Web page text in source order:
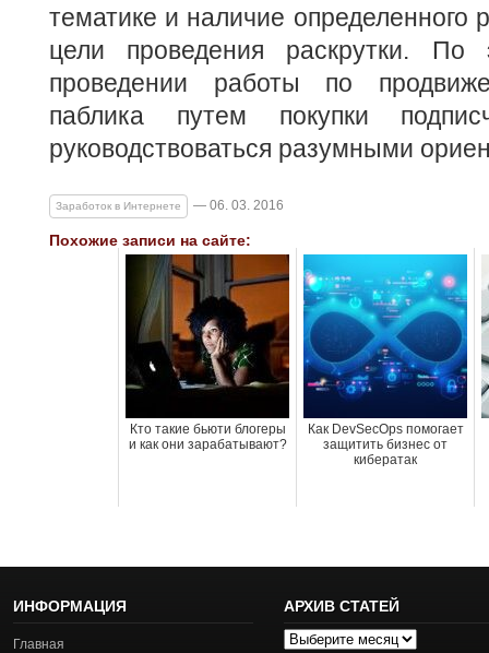
тематике и наличие определенного
цели проведения раскрутки. По
проведении работы по
паблика путем покупки
руководствоваться разумными
Заработок в Интернете — 06. 03. 2016
Похожие записи на сайте:
Кто такие бьюти блогеры
и как они зарабатывают?
Как DevSecOps помогает
защитить бизнес от
кибератак
ИНФОРМАЦИЯ
Главная
АРХИВ СТАТЕЙ
Архив